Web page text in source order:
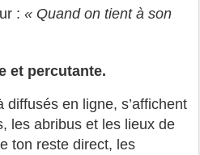
: « Quand on tient à son
et percutante.
en ligne, s’affichent
les abribus et les lieux de
ton reste direct, les